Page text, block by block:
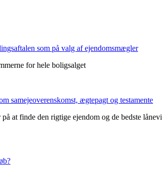
som på valg af ejendomsmægler
for hele boligsalget
samejeoverenskomst, ægtepagt og testamente
at finde den rigtige ejendom og de bedste